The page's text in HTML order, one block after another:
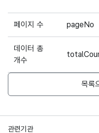
페이지 수 pageNo
데이터 총
개수
목록
관련기관
행정안전부